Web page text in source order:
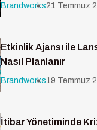
Brandworks21 Temmuz
Etkinlik Ajansı ile
Nasıl Planlanır
Brandworks19 Temmuz
İtibar Yönetiminde